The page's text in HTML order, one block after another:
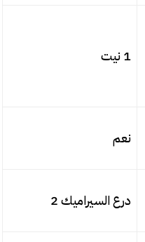
1 نيت
نعم
درع السيراميك 2